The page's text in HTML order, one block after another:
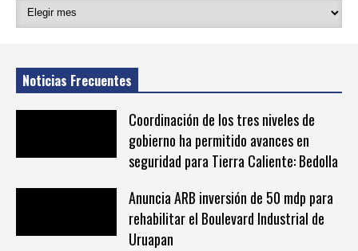
Noticias Frecuentes
Coordinación de los tres niveles de
gobierno ha permitido avances en
seguridad para Tierra Caliente: Bedolla
Anuncia ARB inversión de 50 mdp para
rehabilitar el Boulevard Industrial de
Uruapan